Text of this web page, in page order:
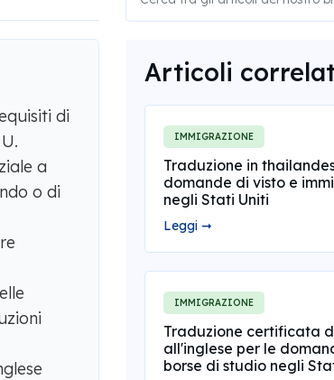
di
a
o di
Articoli
IMMIGRAZIONE
Traduzione in
domande di visto e
negli Stati Uniti
Leggi ➞
IMMIGRAZIONE
Traduzione certificata
all'inglese per le
borse di studio negli